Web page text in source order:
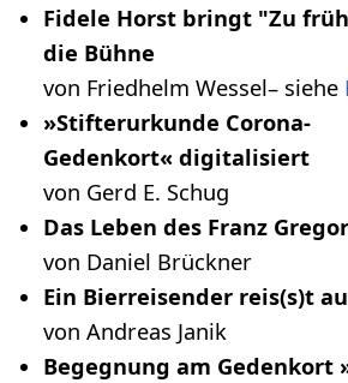
Fidele Horst bringt "Zu
die Bühne
von Friedhelm Wessel– siehe
»Stifterurkunde Corona-
Gedenkort« digitalisiert
von Gerd E. Schug
Das Leben des Franz
von Daniel Brückner
Ein Bierreisender reis(s)t
von Andreas Janik
Begegnung am Gedenkort